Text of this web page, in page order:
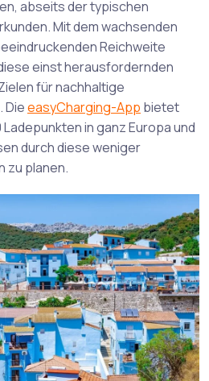
abseits der typischen
Mit dem wachsenden
Reichweite
einst herausfordernden
für nachhaltige
DieeasyCharging-App bietet
in ganz Europa und
durch diese weniger
zu planen.